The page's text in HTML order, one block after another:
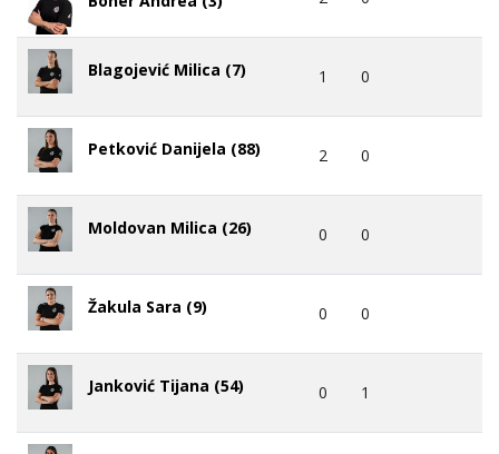
Blagojević Milica (7) 1 0
Petković Danijela (88) 2 0
Moldovan Milica (26) 0 0
Žakula Sara (9) 0 0
Janković Tijana (54) 0 1